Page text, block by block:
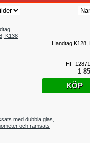
Handtag K128,
HF-
1
KÖP